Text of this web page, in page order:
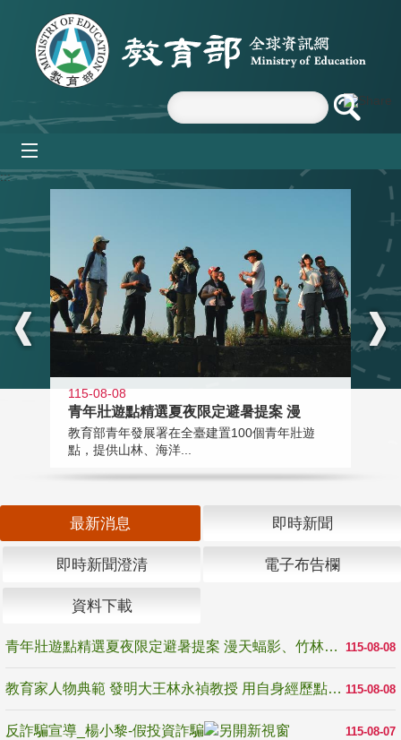
跳到主要內容區塊
:::
115-08-08
青年壯遊點精選夏夜限定避暑提案 漫
教育部青年發展署在全臺建置100個青年壯遊
點，提供山林、海洋...
最新消息 即時新聞
即時新聞澄清 電子布告欄
資料下載
115-08-08
青年壯遊點精選夏夜限定避暑提案 漫天蝠影、竹林尋蛙、茶香夜觀 邀青年暮色出發
115-08-08
教育家人物典範 發明大王林永禎教授 用自身經歷點亮學生的路
115-08-07
反詐騙宣導_楊小黎-假投資詐騙